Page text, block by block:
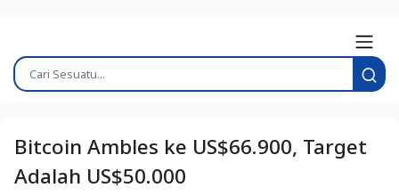
Bitcoin Ambles ke US$66.900, Target
Adalah US$50.000